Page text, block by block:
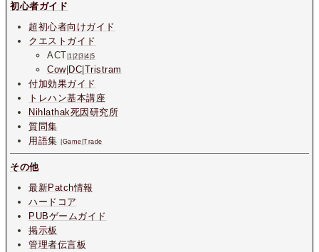
初心者ガイド
超初心者向けガイド
クエストガイド
ACT |1 |2 |3 |4 |5
Cow| DC Tristram
付加効果ガイド
トレハン基本講座
Nihlathak死因研究所
質問集
用語集
Game |Trade
その他
最新Patch情報
ハードコア
PUBゲームガイド
掲示板
管理者伝言板